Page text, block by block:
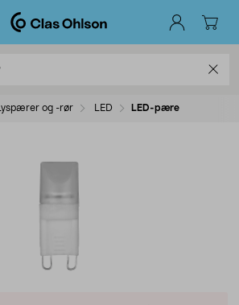
Lyspærer og -rør LED LED-pære